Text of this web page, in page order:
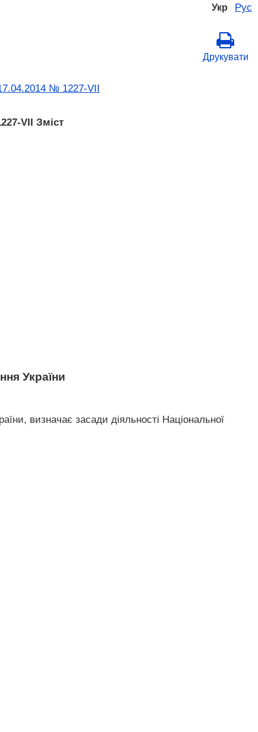
Укр Рус
Друкувати
№ 1227-VII
VII Зміст
України
визначає засади діяльності Національної